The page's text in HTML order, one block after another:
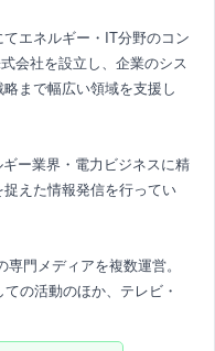
エネルギー・IT分野のコン
会社を設立し、企業のシス
まで幅広い領域を支援し
ー業界・電力ビジネスに精
えた情報発信を行ってい
門メディアを複数運営。
の活動のほか、テレビ・